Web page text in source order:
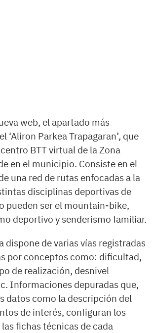
web, el apartado más
‘Aliron Parkea Trapagaran’, que
BTT virtual de la Zona
en el municipio. Consiste en el
una red de rutas enfocadas a la
disciplinas deportivas de
pueden ser el mountain-bike,
deportivo y senderismo familiar.
dispone de varias vías registradas
por conceptos como: dificultad,
de realización, desnivel
Informaciones depuradas que,
datos como la descripción del
de interés, configuran los
fichas técnicas de cada